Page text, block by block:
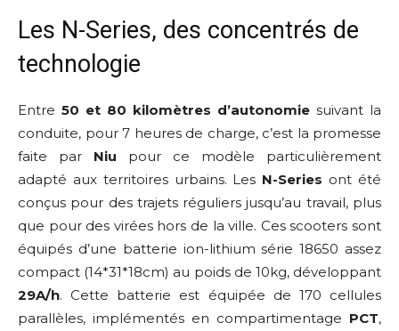
Les N-Series, des concentrés de
technologie
Entre 50 et 80 kilomètres d’autonomie suivant la
conduite, pour 7 heures de charge, c’est la promesse
faite par Niu pour ce modèle particulièrement
adapté aux territoires urbains. Les N-Series ont été
conçus pour des trajets réguliers jusqu’au travail, plus
que pour des virées hors de la ville. Ces scooters sont
équipés d’une batterie ion-lithium série 18650 assez
compact (14*31*18cm) au poids de 10kg, développant
29A/h. Cette batterie est équipée de 170 cellules
parallèles, implémentés en compartimentage PCT,